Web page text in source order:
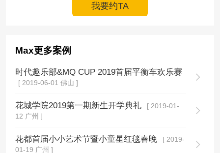
我要约TA
Max更多案例
时代趣乐部&MQ CUP 2019首届平衡车欢乐赛
[ 2019-06-01 佛山 ]
花城学院2019第一期新生开学典礼
[ 2019-01-
12 广州 ]
花都首届小小艺术节暨小童星红毯春晚
[ 2019-
01-19 广州 ]